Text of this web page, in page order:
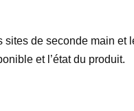
de seconde main et
et l’état du produit.